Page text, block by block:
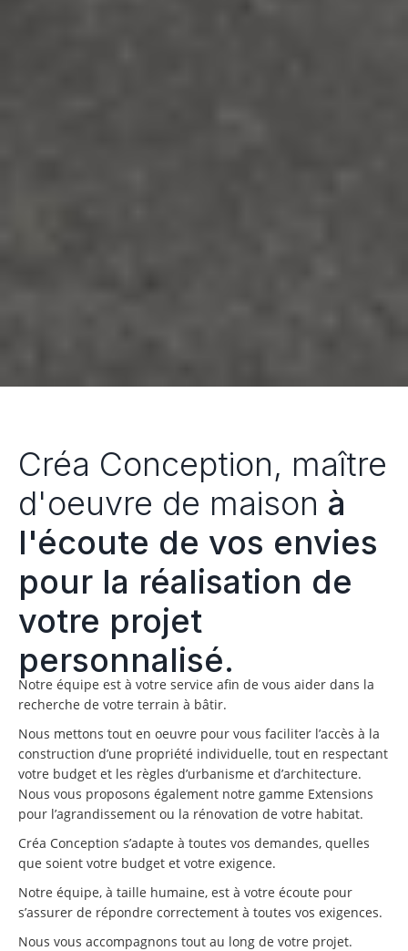
Créa Conception, maître
d'oeuvre de maison à
l'écoute de vos envies
pour la réalisation de
votre projet
personnalisé.
Notre équipe est à votre service afin de vous aider dans la
recherche de votre terrain à bâtir.
Nous mettons tout en oeuvre pour vous faciliter l’accès à la
construction d’une propriété individuelle, tout en respectant
votre budget et les règles d’urbanisme et d’architecture.
Nous vous proposons également notre gamme Extensions
pour l’agrandissement ou la rénovation de votre habitat.
Créa Conception s’adapte à toutes vos demandes, quelles
que soient votre budget et votre exigence.
Notre équipe, à taille humaine, est à votre écoute pour
s’assurer de répondre correctement à toutes vos exigences.
Nous vous accompagnons tout au long de votre projet.